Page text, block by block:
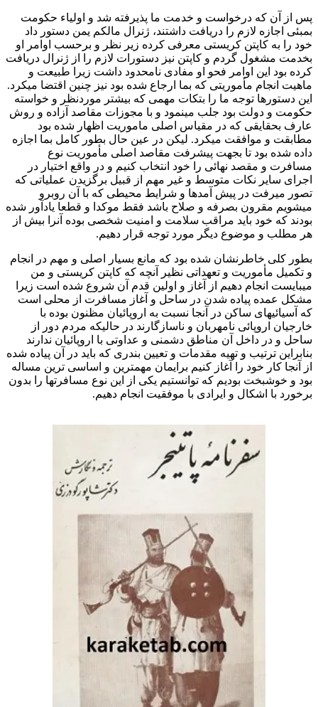
پس از آن که درخواست و خدمت ما پذیرفته شد و اولیاء حکومت
بمبئی اجازه لازم را دریافت داشتند، ژنرال مالکم یمن دستور داد
خود را به کاپتن کریستی معرفی کرده زیر نظر و برحسب اوامر او
بخدمت مشغول گردم و کاپتن نیز دستورات لازم را از ژنرال دریافت
کرده بود این اوامر فحو او مفادی نامحدود داشت زیرا طبیعت و
ماهیت انجام مأموریتی که بما ارجاع شده بود نیز چنین اقتضا میکرد.
این دستورها توجه ما را بتکات مهمی که بیشتر موردنظر و خواسته
حکومت و دولت بود جلب مینمود و با مجوزات مقاصد آزاده و روش
عارف بحقایقی که در مقیاس اصلی ماموریت اظهار شده بود
مطابقت و موافقت میکرد. لیکن در عين حال بطور كامل بما اجازه
داده شده بود تا بجهت پیشرفت مقاصد اصلی مأموریت نوع
مسافرت و مقصد نهائی را خود انتخاب کنیم و در واقع اختیار در
اجرای سایر نکات متوسط و غیر مهم از قبیل برگزیدن عملیاتی که
تصور میرفت در پیش آمدها و شرایط محیطی که با آن روبرو
میشویم مقرون بصرفه و صلاح باشد فقط موكدا و قطعا یادآور شده
بودند که خود باید مراقب سلامت و امنیت شخصی بوده آنرا بیش از
هر مطلب و موضوع دیگر مورد توجه قرار دهیم.
بطور کلی خاطرنشان شده بود که مانع بسیار اصلی و مهم در انجام
و تکمیل مأموریت و تعهداتی نظیر آنچه که کاپتن کریستی و من
میبایست انجام دهیم از آغاز و اولین قدم آن شروع شده است زیرا
مشکل عمده پیاده شدن در ساحل و آغاز مسافرت از محلی است
که آسیائیهای ساکن در آنجا نسبت به اروپائیان مظنون بوده با
خارجیان اروپائی نامهربان و ناسازگارند در حالیکه مردم دور از
ساحل و در داخل آن مناطق دشمنی و عداوتی با اروپائیان ندارند
بنابراین ترتیب و تهیه مقدمات و تعیین بندری که باید در آن پیاده شده
از آنجا کار خود را آغاز کنیم برایمان مهمترین و اساسی ترین مساله
بود و خوشبخت بودیم که توانستیم یکی از این نوع مسافرتها را بدون
برخورد با اشکال و ایرادی با موفقیت انجام دهیم.